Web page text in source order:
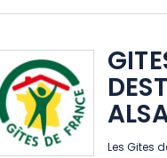
Les Gites